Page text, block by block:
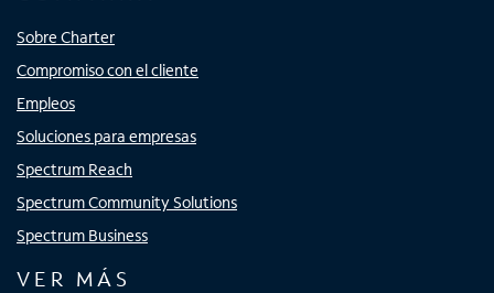
Sobre Charter
Compromiso con el cliente
Empleos
Soluciones para empresas
Spectrum Reach
Spectrum Community Solutions
Spectrum Business
VER MÁS